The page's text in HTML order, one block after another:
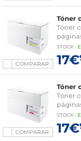
COMPARAR
Tóner
Tóner
STOCK :
17€
COMPARAR
Tóner
Tóner
STOCK :
17€